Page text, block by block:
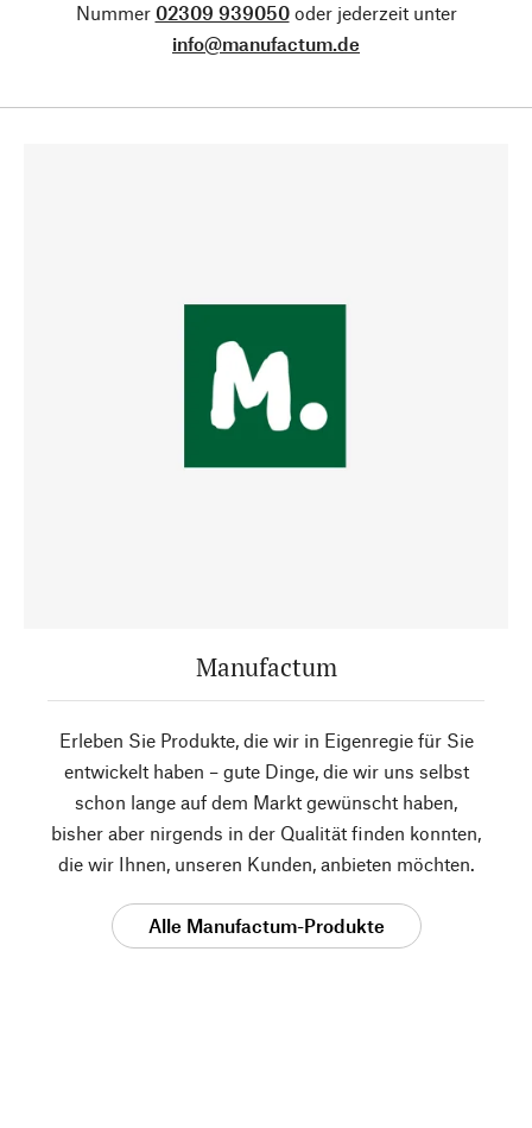
Nummer 02309 939050oder jederzeit unter
info@manufactum.de
Manufactum
Erleben Sie Produkte, die wir in Eigenregie für Sie
entwickelt haben – gute Dinge, die wir uns selbst
schon lange auf dem Markt gewünscht haben,
bisher aber nirgends in der Qualität finden konnten,
die wir Ihnen, unseren Kunden, anbieten möchten.
Alle Manufactum-Produkte